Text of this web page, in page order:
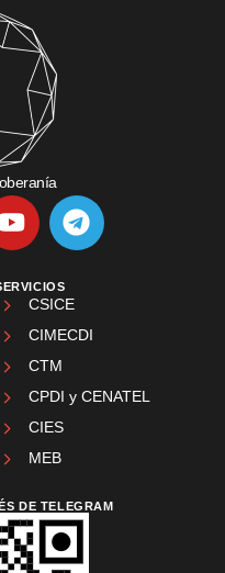
CSICE
CIMECDI
CTM
CPDI y CENATEL
CIES
MEB
DE TELEGRAM